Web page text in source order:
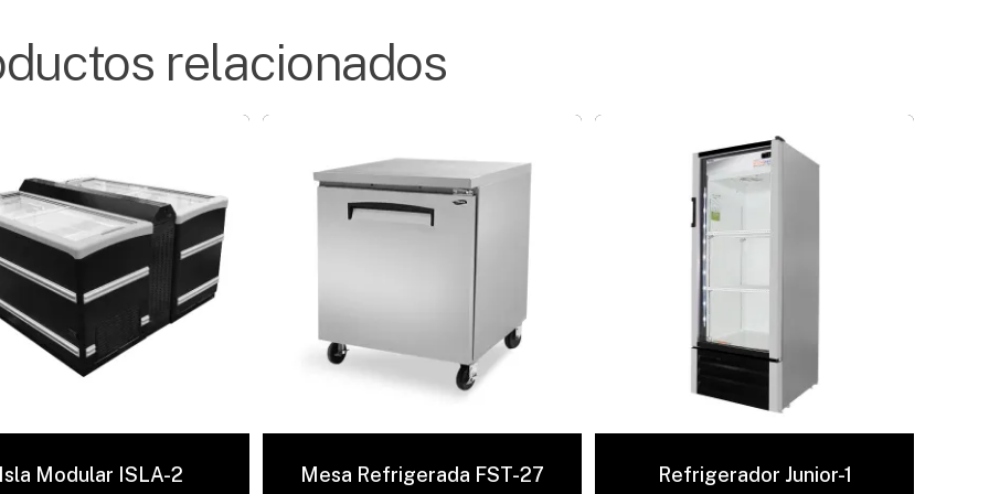
relacionados
Modular ISLA-2 Mesa Refrigerada FST-27 Refrigerador Junior-1